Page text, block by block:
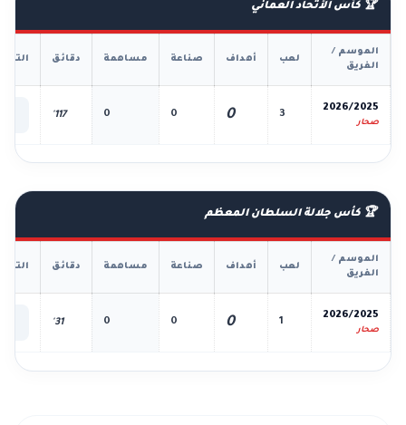
🏆 كأس الأتحاد العماني
الموسم /
الفريق
لعب أهداف صناعة مساهمة دقائق
2026/2025
صحار
3
0
0
0
117'
🏆 كأس جلالة السلطان المعظم
الموسم /
الفريق
لعب أهداف صناعة مساهمة دقائق
2026/2025
صحار
1
0
0
0
31'